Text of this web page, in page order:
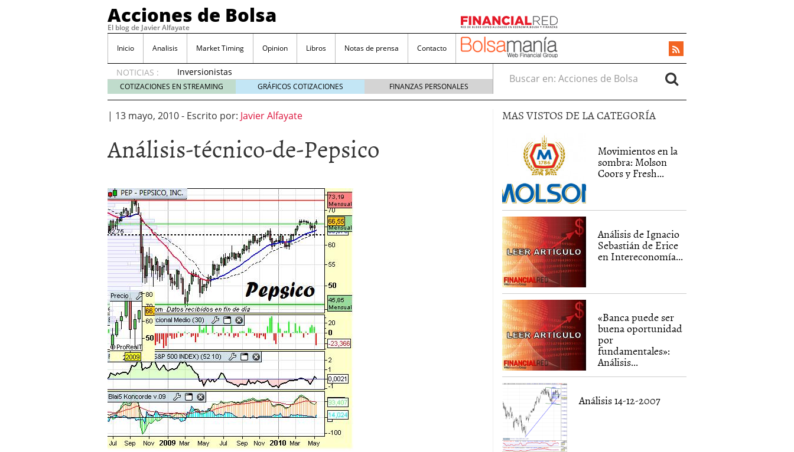
Acciones de Bolsa
El blog de Javier Alfayate
Inicio Analisis Market Timing Opinion Libros Notas de prensa Contacto
NOTICIAS :
Inversionistas
VIP en
México
creciente
por SIFX
mayo 8,
noviembre 30, 2024
Entendiendo los ETF de Bitcoin noviembre 22, 2024
Dividend Kings: empresas que destacan por sus dividendos constantes
noviembre 12, 2024
Descubre RealAdvisor: Una poderosa herramienta para tus inversiones
inmobiliarias septiembre 23, 2024
COTIZACIONES EN STREAMING GRÁFICOS COTIZACIONES FINANZAS PERSONALES
Buscar en:
| 13 mayo, 2010- Escrito por: Javier Alfayate
Análisis-técnico-de-Pepsico
MAS VISTOS DE LA CATEGORÍA
Movimientos en la
sombra: Molson
Coors y Fresh...
Análisis de Ignacio
Sebastián de Erice
en Intereconomía...
«Banca puede ser
buena oportunidad
por
fundamentales»:
Análisis...
Análisis 14-12-2007